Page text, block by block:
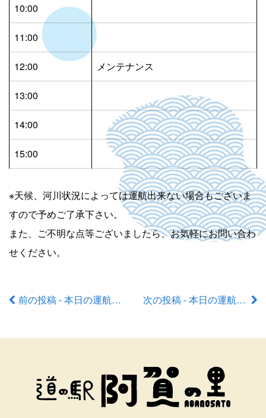
10:00
11:00
12:00 メンテナンス
13:00
14:00
15:00
※天候、河川状況によっては運航出来ない場合もございま
すので予めご了承下さい。
また、ご不明な点等ございましたら、お気軽にお問い合わ
せください。
前前の投稿 - 本日の運航状況 次の投稿 - 本日の運航状況